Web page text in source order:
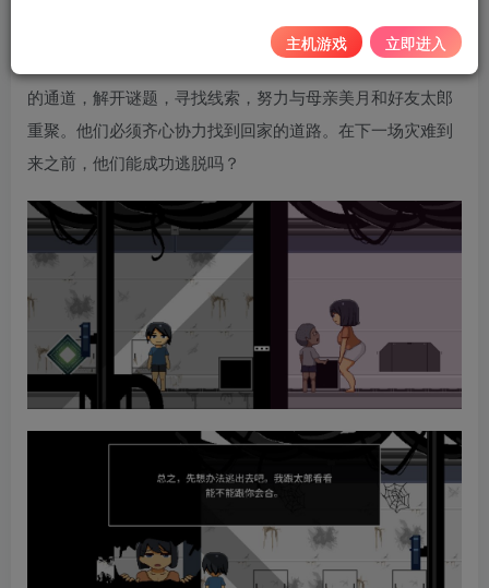
扮演少年空，他被困在一座废弃的太空殖民地中。探索崩塌
的通道，解开谜题，寻找线索，努力与母亲美月和好友太郎
重聚。他们必须齐心协力找到回家的道路。在下一场灾难到
来之前，他们能成功逃脱吗？
主机游戏 立即进入